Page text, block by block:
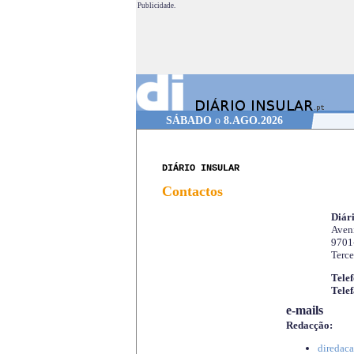
Publicidade.
SÁBADO o 8.AGO.2026
DIÁRIO INSULAR
Contactos
e-mails
Redacção: